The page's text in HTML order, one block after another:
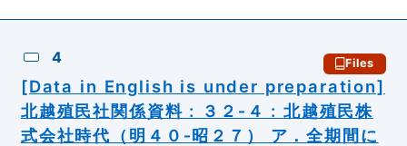
4 Files
[Data in English is under preparation]
北越殖民社関係資料 : ３２‐４ : 北越殖民株
式会社時代（明４０‐昭２７） ア．全期間に